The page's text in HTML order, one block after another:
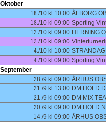
Oktober
18./10 kl 10:00 ÅLBORG
18./10 kl 09:00 Sporting
12./10 kl 09:00 HERNING
12./10 kl 09:00
4./10 kl 10:00
4./10 kl 09:00 Sporting
September
28./9 kl 09:00 ÅRHUS
21./9 kl 13:00 DM HOLD
21./9 kl 09:00 DM MIX
20./9 kl 09:00 DM HOLD
14./9 kl 09:00 ÅRHUS